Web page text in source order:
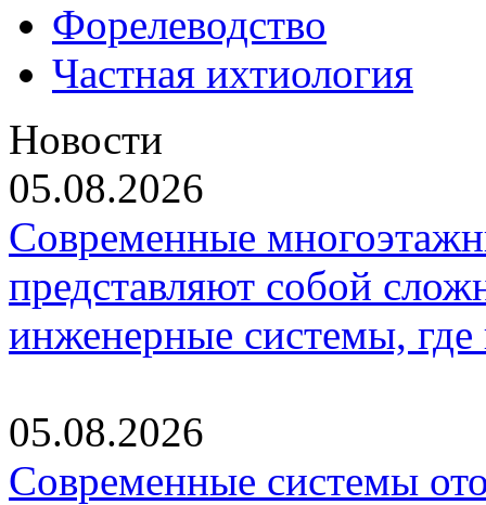
Форелеводство
Частная ихтиология
Новости
05.08.2026
Современные
представляют собой
инженерные системы,
05.08.2026
Современные системы